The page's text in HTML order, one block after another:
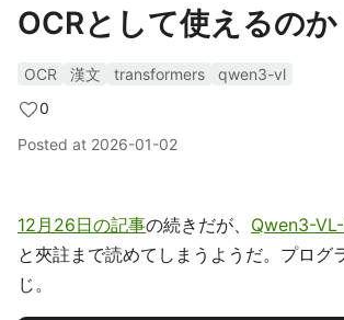
OCRとして使えるのか
OCR 漢文 transformers
qwen3-vl
0
Posted at 2026-01-02
12月26日の記事の続きだが、 Qwen3-
と夾註まで読めてしまうようだ。プログ
じ。